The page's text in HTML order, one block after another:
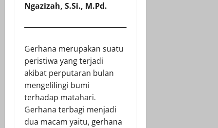
Ngazizah, S.Si., M.Pd.
Gerhana merupakan suatu
peristiwa yang terjadi
akibat perputaran bulan
mengelilingi bumi
terhadap matahari.
Gerhana terbagi menjadi
dua macam yaitu, gerhana